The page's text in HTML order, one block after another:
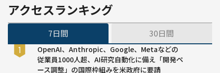
アクセスランキング
7日間 30日間
OpenAI、Anthropic、Google、Metaなどの
従業員1000人超、AI研究自動化に備え「開発ペ
ース調整」の国際枠組みを米政府に要請